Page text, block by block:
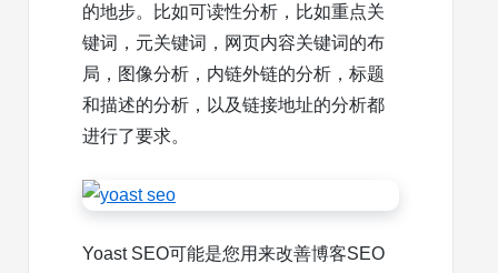
的地步。比如可读性分析，比如重点关
键词，元关键词，网页内容关键词的布
局，图像分析，内链外链的分析，标题
和描述的分析，以及链接地址的分析都
进行了要求。
Yoast SEO可能是您用来改善博客SEO